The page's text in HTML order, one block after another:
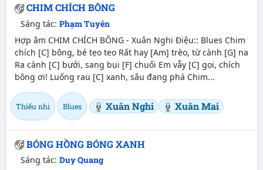
CHIM CHÍCH BÔNG
Sáng tác: Phạm Tuyên
Hợp âm CHIM CHÍCH BÔNG - Xuân Nghi Điệu:: Blues Chim
chích [C] bông, bé tẹo teo Rất hay [Am] trèo, từ cành [G] na
Ra cành [C] bưởi, sang bụi [F] chuối Em vẫy [C] gọi, chích
bông ơi! Luống rau [C] xanh, sâu đang phá Chim...
Thiếu nhi Blues Xuân Nghi Xuân Mai
BÓNG HỒNG BÓNG XANH
Sáng tác: Duy Quang